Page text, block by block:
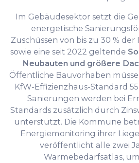
Im Gebäudesektor setzt die
energetische
Zuschüssen von bis zu 30 %
sowie eine seit 2022 geltende
Neubauten und größere
Öffentliche Bauvorhaben
KfW-Effizienzhaus-Standard
Sanierungen werden bei
Standards zusätzlich durch
unterstützt. Die Kommune
Energiemonitoring ihrer
veröffentlicht alle zwei
Wärmebedarfsatlas,